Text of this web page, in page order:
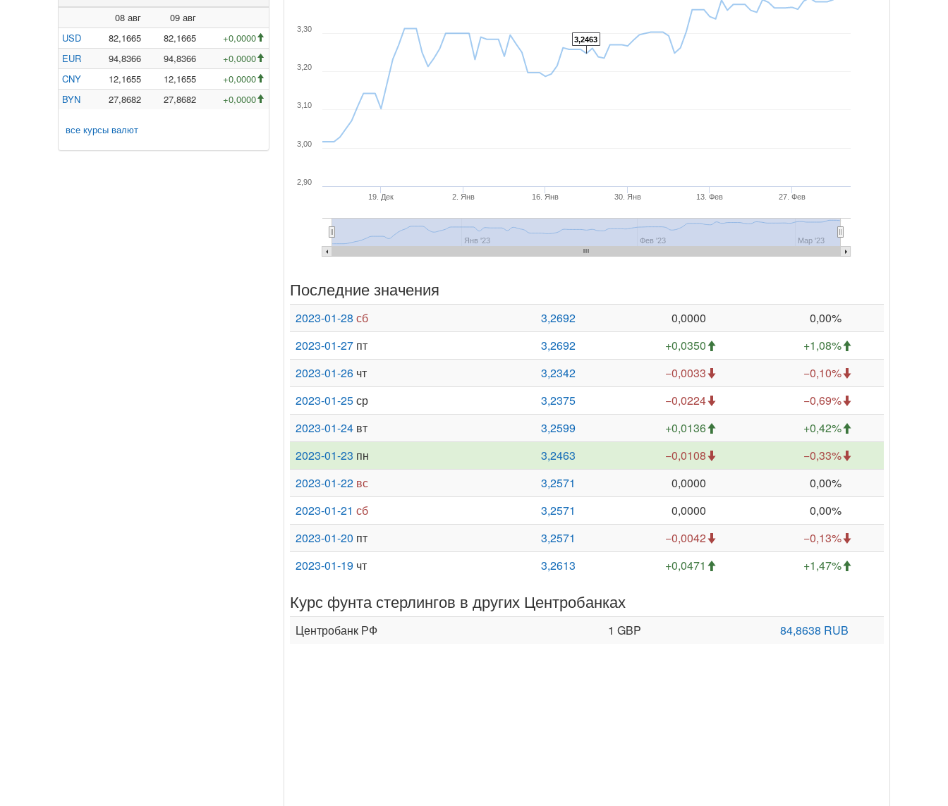
08 авг
09 авг
USD
82,1665 82,1665
+0,0000
EUR
94,8366 94,8366
+0,0000
CNY
12,1655 12,1655
+0,0000
BYN
27,8682 27,8682 +0,0000
все курсы валют
3,2463
19. Дек 2. Янв 16. Янв 30. Янв 13. Фев 27. Фев
Янв '23 Фев '23 Мар '23
2,90
3,00
3,10
3,20
3,30
Последние значения
2023-01-28 сб 3,2692 0,0000
0,00%
2023-01-27 пт 3,2692 +0,0350
+1,08%
2023-01-26 чт 3,2342 −0,0033
−0,10%
2023-01-25ср 3,2375 −0,0224
−0,69%
2023-01-24 вт 3,2599 +0,0136
+0,42%
2023-01-23 пн 3,2463 −0,0108
−0,33%
2023-01-22 вс 3,2571 0,0000
0,00%
2023-01-21 сб 3,2571 0,0000
0,00%
2023-01-20 пт 3,2571 −0,0042
−0,13%
2023-01-19 чт 3,2613 +0,0471 +1,47%
Курс фунта стерлингов в других Центробанках
Центробанк РФ 1 GBP 84,8638 RUB